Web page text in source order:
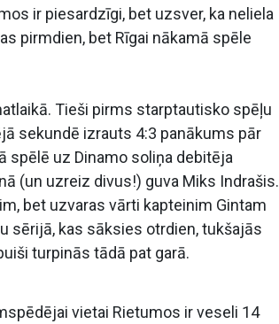
ir piesardzīgi, bet uzsver, ka neliela
pirmdien, bet Rīgai nākamā spēle
Tieši pirms starptautisko spēļu
sekundē izrauts 4:3 panākums pār
spēlē uz Dinamo soliņa debitēja
(un uzreiz divus!) guva Miks Indrašis.
bet uzvaras vārti kapteinim Gintam
sērijā, kas sāksies otrdien, tukšajās
turpinās tādā pat garā.
vietai Rietumos ir veseli 14